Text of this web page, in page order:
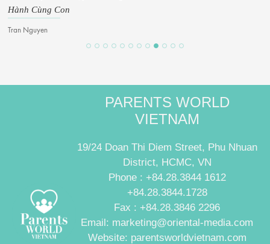
Hành Cùng Con
Tran Nguyen
PARENTS WORLD
VIETNAM
19/24 Doan Thi Diem Street, Phu Nhuan
District, HCMC, VN
Phone : +84.28.3844 1612
+84.28.3844.1728
Fax : +84.28.3846 2296
Email: marketing@oriental-media.com
Website: parentsworldvietnam.com